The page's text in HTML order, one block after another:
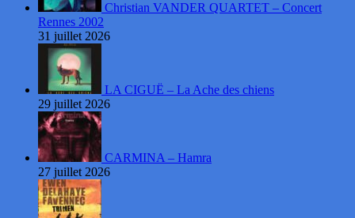
Christian VANDER QUARTET – Concert
Rennes 2002
31 juillet 2026
LA CIGUË – La Ache des chiens
29 juillet 2026
CARMINA – Hamra
27 juillet 2026